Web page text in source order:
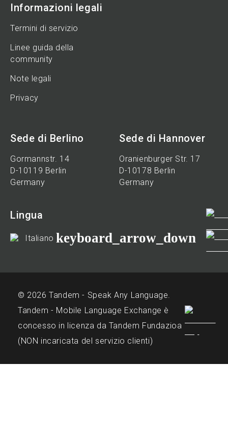
Informazioni legali
Termini di servizio
Linee guida della
community
Note legali
Privacy
Sede di Berlino
Gormannstr. 14
D-10119 Berlin
Germany
Sede di Hannover
Oranienburger Str. 17
D-10178 Berlin
Germany
Lingua
Italiano keyboard_arrow_down
© 2026 Tandem - Speak Any Language.
Tandem - Mobile Language Exchange è
concesso in licenza da Tandem Fundazioa
(NON incaricata del servizio clienti)